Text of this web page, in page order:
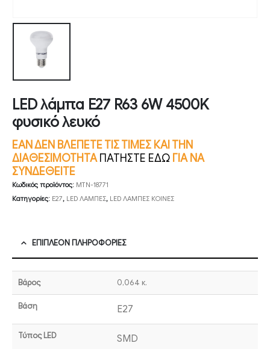
LED λάμπα E27 R63 6W 4500K
φυσικό λευκό
ΕΑΝ ΔΕΝ ΒΛΕΠΕΤΕ ΤΙΣ ΤΙΜΕΣ ΚΑΙ ΤΗΝ
ΔΙΑΘΕΣΙΜΟΤΗΤΑ ΠΑΤΗΣΤΕ ΕΔΩ ΓΙΑ ΝΑ
ΣΥΝΔΕΘΕΙΤΕ
Κωδικός προϊόντος: MTN-18771
Κατηγορίες: E27, LED ΛΑΜΠΕΣ, LED ΛΑΜΠΕΣ ΚΟΙΝΕΣ
ΕΠΙΠΛΈΟΝ ΠΛΗΡΟΦΟΡΊΕΣ
Βάρος 0,064 κ.
Βάση E27
Τύπος LED SMD